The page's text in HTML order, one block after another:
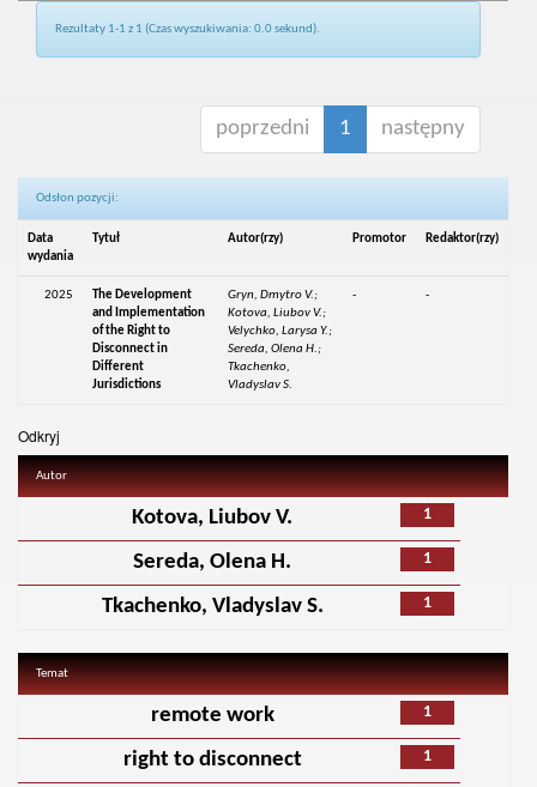
Rezultaty 1-1 z 1 (Czas wyszukiwania: 0.0 sekund).
poprzedni 1 następny
Odsłon pozycji:
Data
wydania
Tytuł Autor(rzy) Promotor Redaktor(rzy)
2025
The Development
and Implementation
of the Right to
Disconnect in
Different
Jurisdictions
Gryn, Dmytro V.;
Kotova, Liubov V.;
Velychko, Larysa Y.;
Sereda, Olena H.;
Tkachenko,
Vladyslav S.
- -
Odkryj
Autor
1
Kotova, Liubov V.
1
Sereda, Olena H.
1
Tkachenko, Vladyslav S.
Temat
1
remote work
1
right to disconnect